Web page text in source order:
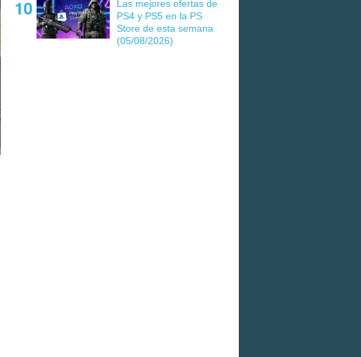
Las mejores ofertas de
PS4 y PS5 en la PS
Store de esta semana
(05/08/2026)